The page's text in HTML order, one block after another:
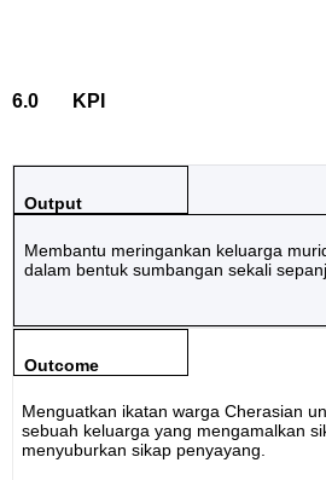
6.0 KPI
Output
Membantu meringankan keluarga
dalam bentuk sumbangan sekali se
Outcome
Menguatkan ikatan warga Cherasian
sebuah keluarga yang mengamalkan
menyuburkan sikap penyayang.